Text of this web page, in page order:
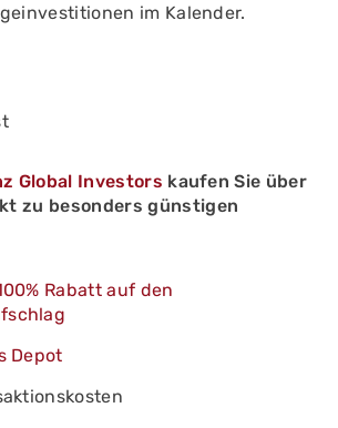
im Kalender.
Global Investors kaufen Sie über
zu besonders günstigen
Rabatt auf den
Depot